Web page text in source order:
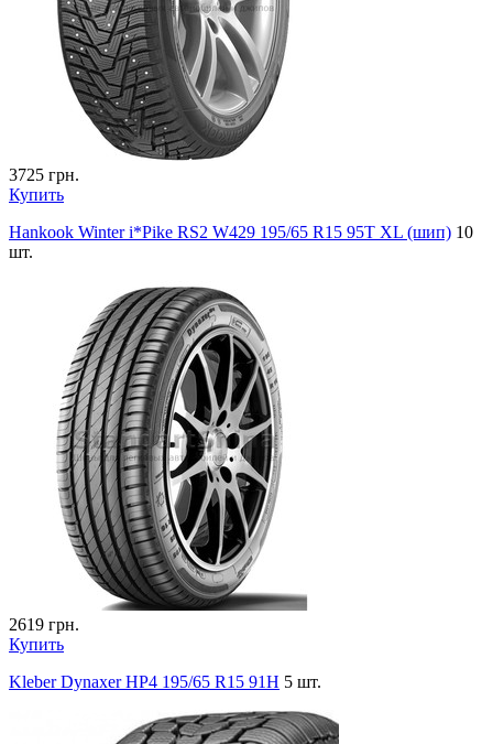
3725 грн.
Купить
Hankook Winter i*Pike RS2 W429 195/65 R15 95T XL (шип) 10
шт.
2619 грн.
Купить
Kleber Dynaxer HP4 195/65 R15 91H 5 шт.